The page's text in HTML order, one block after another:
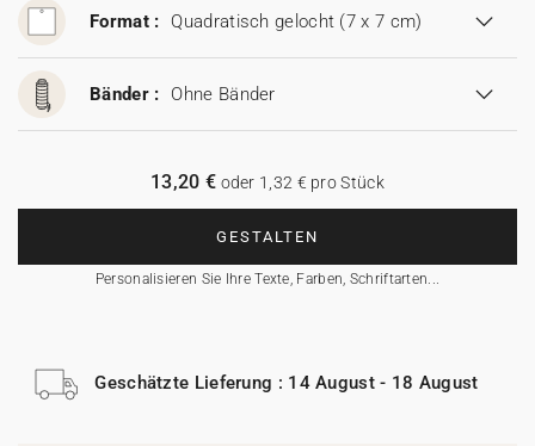
Format : Quadratisch gelocht (7 x 7 cm)
Bänder : Ohne Bänder
GESTALTEN
Personalisieren Sie Ihre Texte, Farben, Schriftarten...
13,20 € oder 1,32 € pro Stück
Geschätzte Lieferung : 14 August - 18 August